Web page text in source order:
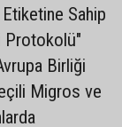
Sahip
Protokolü"
Birliği
Migros ve